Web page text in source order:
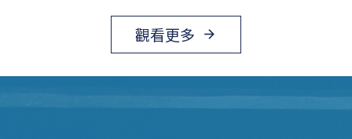
觀看更多 arrow_forward